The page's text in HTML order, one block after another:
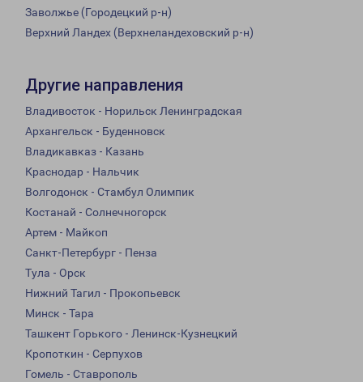
Заволжье (Городецкий р-н)
Верхний Ландех (Верхнеландеховский р-н)
Другие направления
Владивосток - Норильск Ленинградская
Архангельск - Буденновск
Владикавказ - Казань
Краснодар - Нальчик
Волгодонск - Стамбул Олимпик
Костанай - Солнечногорск
Артем - Майкоп
Санкт-Петербург - Пенза
Тула - Орск
Нижний Тагил - Прокопьевск
Минск - Тара
Ташкент Горького - Ленинск-Кузнецкий
Кропоткин - Серпухов
Гомель - Ставрополь